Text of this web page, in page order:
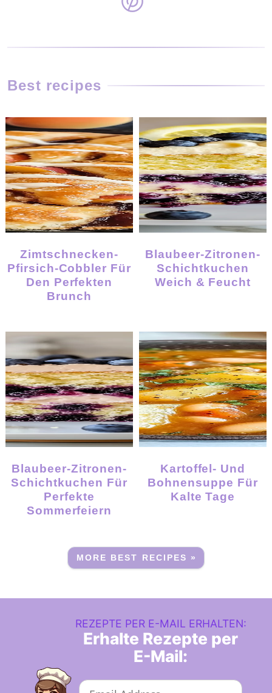
Best recipes
Zimtschnecken-
Pfirsich-Cobbler Für
Den Perfekten
Brunch
Blaubeer-Zitronen-
Schichtkuchen
Weich & Feucht
Blaubeer-Zitronen-
Schichtkuchen Für
Perfekte
Sommerfeiern
Kartoffel- Und
Bohnensuppe Für
Kalte Tage
MORE BEST RECIPES »
REZEPTE PER E-MAIL ERHALTEN:
Erhalte Rezepte per
E-Mail: